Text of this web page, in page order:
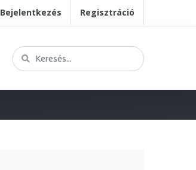
Bejelentkezés Regisztráció